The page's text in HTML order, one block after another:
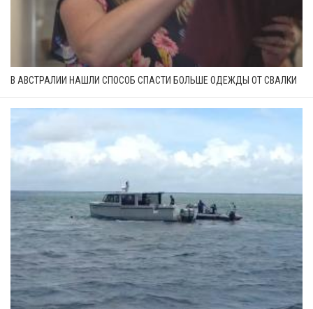
В АВСТРАЛИИ НАШЛИ СПОСОБ СПАСТИ БОЛЬШЕ ОДЕЖДЫ ОТ СВАЛКИ